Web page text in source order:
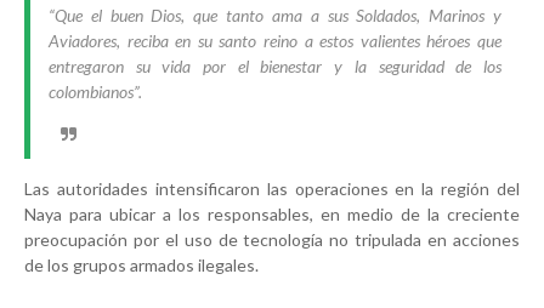
“Que el buen Dios, que tanto ama a sus Soldados, Marinos y
Aviadores, reciba en su santo reino a estos valientes héroes que
entregaron su vida por el bienestar y la seguridad de los
colombianos”.
Las autoridades intensificaron las operaciones en la región del
Naya para ubicar a los responsables, en medio de la creciente
preocupación por el uso de tecnología no tripulada en acciones
de los grupos armados ilegales.